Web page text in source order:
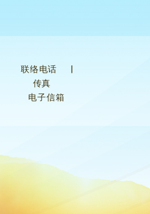
联络电话
传真
电子信箱